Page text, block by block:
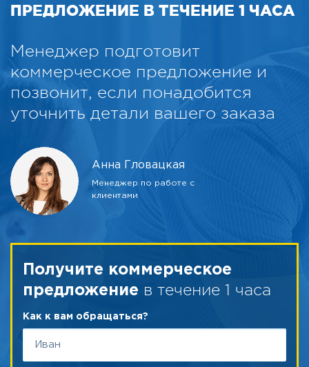
ПРЕДЛОЖЕНИЕ В ТЕЧЕНИЕ 1 ЧАСА
Менеджер подготовит
коммерческое предложение и
позвонит, если понадобится
уточнить детали вашего заказа
Анна Гловацкая
Менеджер по работе с
клиентами
Получите коммерческое
предложение в течение 1 часа
Как к вам обращаться?